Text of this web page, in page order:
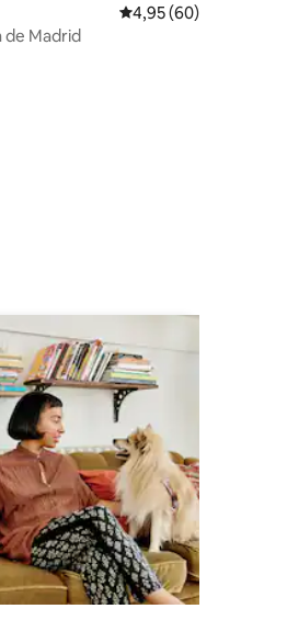
van 5 op 5, 9 recensies
Gemiddelde
4,95 (60)
de Madrid